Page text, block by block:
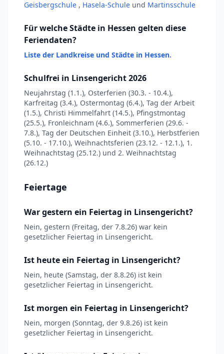
Geisbergschule , Hasela-Schule und Martinsschule
Für welche Städte in Hessen gelten diese
Feriendaten?
Liste der Landkreise und Städte in Hessen.
Schulfrei in Linsengericht 2026
Neujahrstag (1.1.), Osterferien (30.3. - 10.4.),
Karfreitag (3.4.), Ostermontag (6.4.), Tag der Arbeit
(1.5.), Christi Himmelfahrt (14.5.), Pfingstmontag
(25.5.), Fronleichnam (4.6.), Sommerferien (29.6. -
7.8.), Tag der Deutschen Einheit (3.10.), Herbstferien
(5.10. - 17.10.), Weihnachtsferien (23.12. - 12.1.), 1.
Weihnachtstag (25.12.) und 2. Weihnachtstag
(26.12.)
Feiertage
War gestern ein Feiertag in Linsengericht?
Nein, gestern (Freitag, der 7.8.26) war kein
gesetzlicher Feiertag in Linsengericht.
Ist heute ein Feiertag in Linsengericht?
Nein, heute (Samstag, der 8.8.26) ist kein
gesetzlicher Feiertag in Linsengericht.
Ist morgen ein Feiertag in Linsengericht?
Nein, morgen (Sonntag, der 9.8.26) ist kein
gesetzlicher Feiertag in Linsengericht.